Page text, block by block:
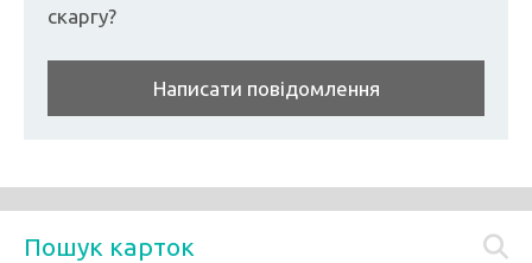
скаргу?
Написати повідомлення
Пошук карток